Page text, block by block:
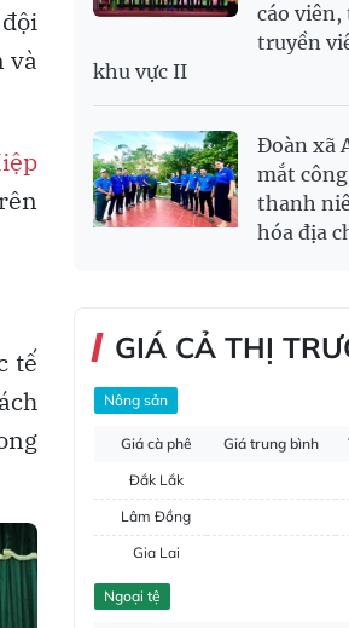
và
tế
cáo viên,
truyền
khu vực II
Đoàn xã
mắt
thanh
hóa địa
GIÁ CẢ THỊ
Nông sản
Giá cà phê Giá trung bình
Đắk Lắk
Lâm Đồng
Gia Lai
Đắk Nông
Ngoại tệ